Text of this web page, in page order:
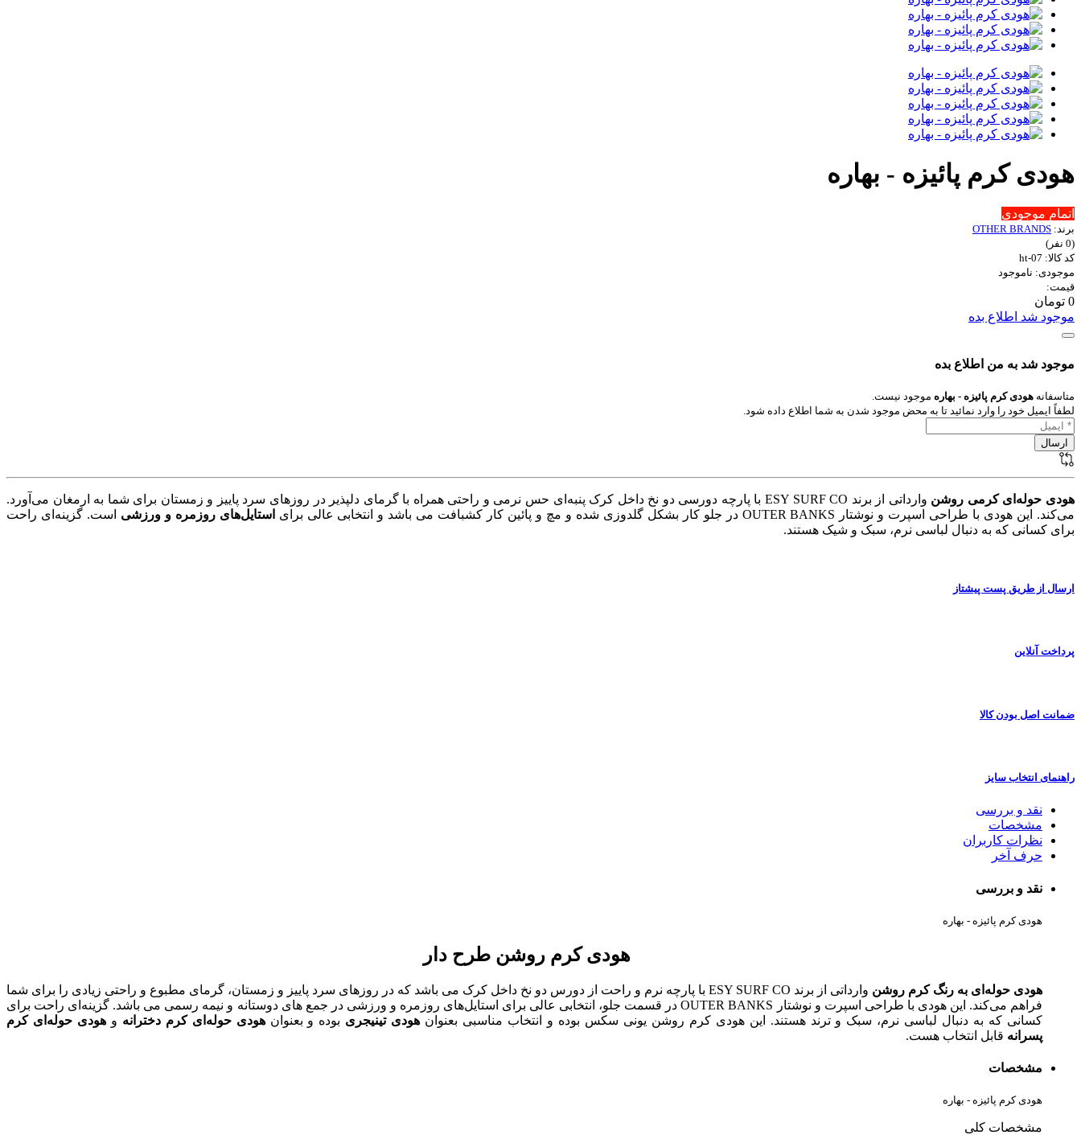
هودی کرم پائیزه - بهاره
اتمام موجودی
برند: OTHER BRANDS
(0 نفر)
کد کالا: ht-07
موجودی: ناموجود
قیمت:
0 تومان
موجود شد اطلاع بده
موجود شد به من اطلاع بده
متاسفانه هودی کرم پائیزه - بهاره موجود نیست.
لطفاً ایمیل خود را وارد نمائید تا به محض موجود شدن به شما اطلاع داده شود.
هودی حوله‌ای کرمی روشن
وارداتی از برند ESY SURF CO با پارچه دورسی دو نخ داخل کرک پنبه‌ای حس نرمی و راحتی همراه با گرمای دلپذیر در روزهای سرد پاییز و زمستان برای شما به ارمغان می‌آورد.
می‌کند. این هودی با طراحی اسپرت و نوشتار OUTER BANKS در جلو کار بشکل گلدوزی شده و مچ و پائین کار کشبافت می باشد و انتخابی عالی برای
استایل‌های روزمره و ورزشی است. گزینه‌ای راحت
برای کسانی که به دنبال لباسی نرم، سبک و شیک هستند.
ارسال از طریق پست پیشتاز
پرداخت آنلاین
ضمانت اصل بودن کالا
راهنمای انتخاب سایز
نقد و بررسی
مشخصات
نظرات کاربران
حرف آخر
نقد و بررسی
هودی کرم پائیزه - بهاره
هودی کرم روشن طرح دار
هودی حوله‌ای به رنگ کرم روشن
وارداتی از برند ESY SURF CO با پارچه نرم و راحت از دورس دو نخ داخل کرک می باشد که در روزهای سرد پاییز و زمستان، گرمای مطبوع و راحتی زیادی را برای شما
فراهم می‌کند. این هودی با طراحی اسپرت و نوشتار OUTER BANKS در قسمت جلو، انتخابی عالی برای استایل‌های روزمره و ورزشی در جمع های دوستانه و نیمه رسمی می باشد. گزینه‌ای راحت برای
کسانی که به دنبال لباسی نرم، سبک و ترند هستند. این هودی کرم روشن یونی سکس بوده و انتخاب مناسبی بعنوان هودی تینیجری بوده و بعنوانهودی حوله‌ای کرم دخترانه وهودی حوله‌ای کرم
پسرانه قابل انتخاب هست.
مشخصات
هودی کرم پائیزه - بهاره
مشخصات کلی